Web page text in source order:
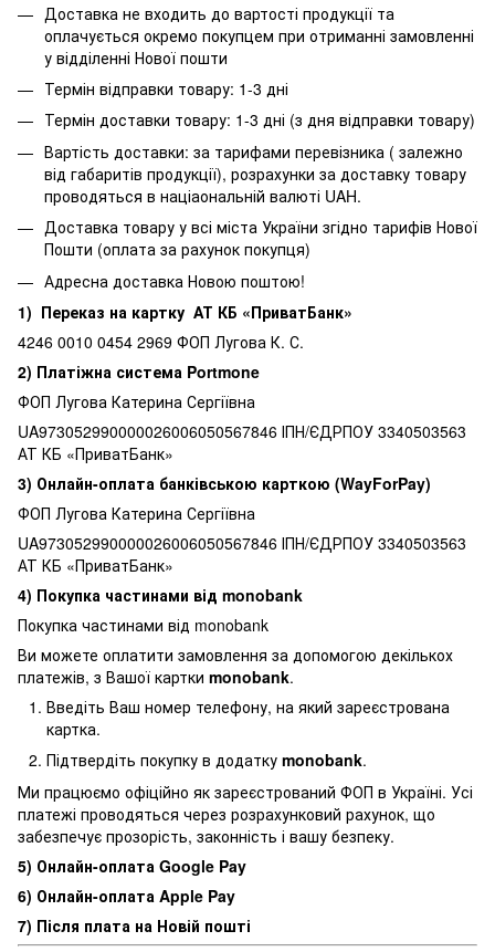
Доставка не входить до вартості продукції та
оплачується окремо покупцем при отриманні замовленні
у відділенні Нової пошти
Термін відправки товару: 1-3 дні
Термін доставки товару: 1-3 дні (з дня відправки товару)
Вартість доставки: за тарифами перевізника ( залежно
від габаритів продукції), розрахунки за доставку товару
проводяться в націаональній валюті UAH.
Доставка товару у всі міста України згідно тарифів Нової
Пошти (оплата за рахунок покупця)
Адресна доставка Новою поштою!
1) Переказ на картку АТ КБ «ПриватБанк»
4246 0010 0454 2969 ФОП Лугова К. С.
2) Платіжна система Portmone
ФОП Лугова Катерина Сергіївна
UA973052990000026006050567846 ІПН/ЄДРПОУ 3340503563
АТ КБ «ПриватБанк»
3) Онлайн-оплата банківською карткою (WayForPay)
ФОП Лугова Катерина Сергіївна
UA973052990000026006050567846 ІПН/ЄДРПОУ 3340503563
АТ КБ «ПриватБанк»
4) Покупка частинами від monobank
Покупка частинами від monobank
Ви можете оплатити замовлення за допомогою декількох
платежів, з Вашої картки monobank.
Введіть Ваш номер телефону, на який зареєстрована
картка.
Підтвердіть покупку в додатку monobank.
Ми працюємо офіційно як зареєстрований ФОП в Україні. Усі
платежі проводяться через розрахунковий рахунок, що
забезпечує прозорість, законність і вашу безпеку.
5) Онлайн-оплата Google Pay
6) Онлайн-оплата Apple Pay
7) Після плата на Новій пошті